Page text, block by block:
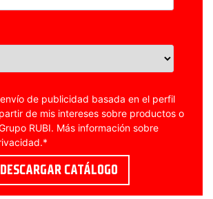
de publicidad basada en el perfil
de mis intereses sobre productos o
RUBI. Más información sobre
.*